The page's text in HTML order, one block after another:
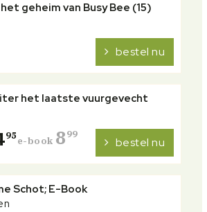
geheim van Busy Bee (15)
bestel nu
het laatste vuurgevecht
95e-book 899
bestel nu
Schot; E-Book